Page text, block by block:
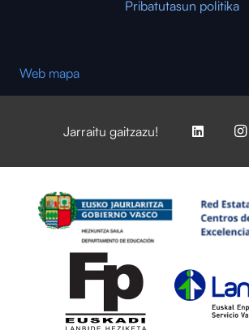
Pribatutasun politika
Web mapa
Jarraitu gaitzazu!